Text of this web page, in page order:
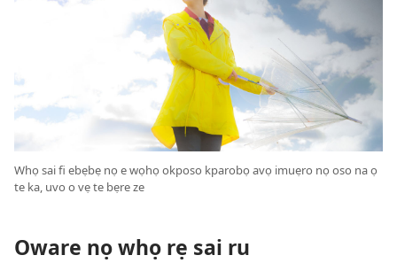
Whọ sai fi ebẹbẹ nọ e wọhọ okposo kparobọ avọ imuẹro nọ oso na ọ
te ka, uvo o vẹ te bẹre ze
Oware nọ whọ rẹ sai ru